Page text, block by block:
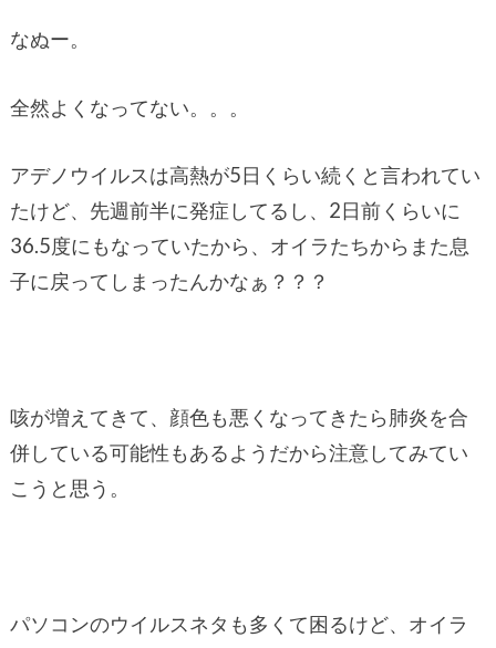
なぬー。
全然よくなってない。。。
アデノウイルスは高熱が5日くらい続くと言われてい
たけど、先週前半に発症してるし、2日前くらいに
36.5度にもなっていたから、オイラたちからまた息
子に戻ってしまったんかなぁ？？？
咳が増えてきて、顔色も悪くなってきたら肺炎を合
併している可能性もあるようだから注意してみてい
こうと思う。
パソコンのウイルスネタも多くて困るけど、オイラ